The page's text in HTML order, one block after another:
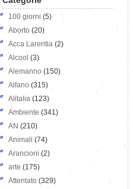
100 giorni (5)
Aborto (20)
Acca Larentia (2)
Alcool (3)
Alemanno (150)
Alfano (315)
Alitalia (123)
Ambiente (341)
AN (210)
Animali (74)
Arancioni (2)
arte (175)
Attentato (329)